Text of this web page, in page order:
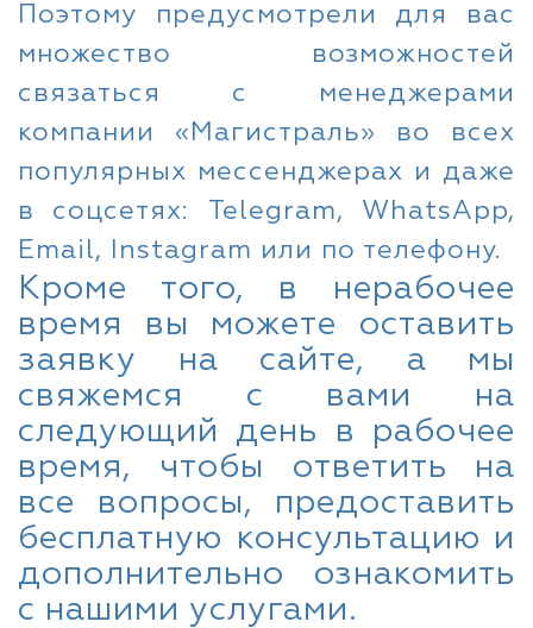
Поэтому предусмотрели для вас
множество возможностей
связаться с менеджерами
компании «Магистраль» во всех
популярных мессенджерах и даже
в соцсетях: Telegram, WhatsApp,
Email, Instagram или по телефону.
Кроме того, в нерабочее
время вы можете оставить
заявку на сайте, а мы
свяжемся с вами на
следующий день в рабочее
время, чтобы ответить на
все вопросы, предоставить
бесплатную консультацию и
дополнительно ознакомить
с нашими услугами.